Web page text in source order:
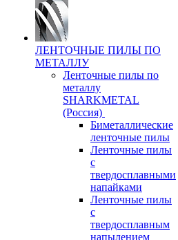
ЛЕНТОЧНЫЕ ПИЛЫ ПО
МЕТАЛЛУ
Ленточные пилы по
металлу
SHARKMETAL
(Россия)
Биметаллические
ленточные пилы
Ленточные пилы
с
твердосплавными
напайками
Ленточные пилы
с
твердосплавным
напылением